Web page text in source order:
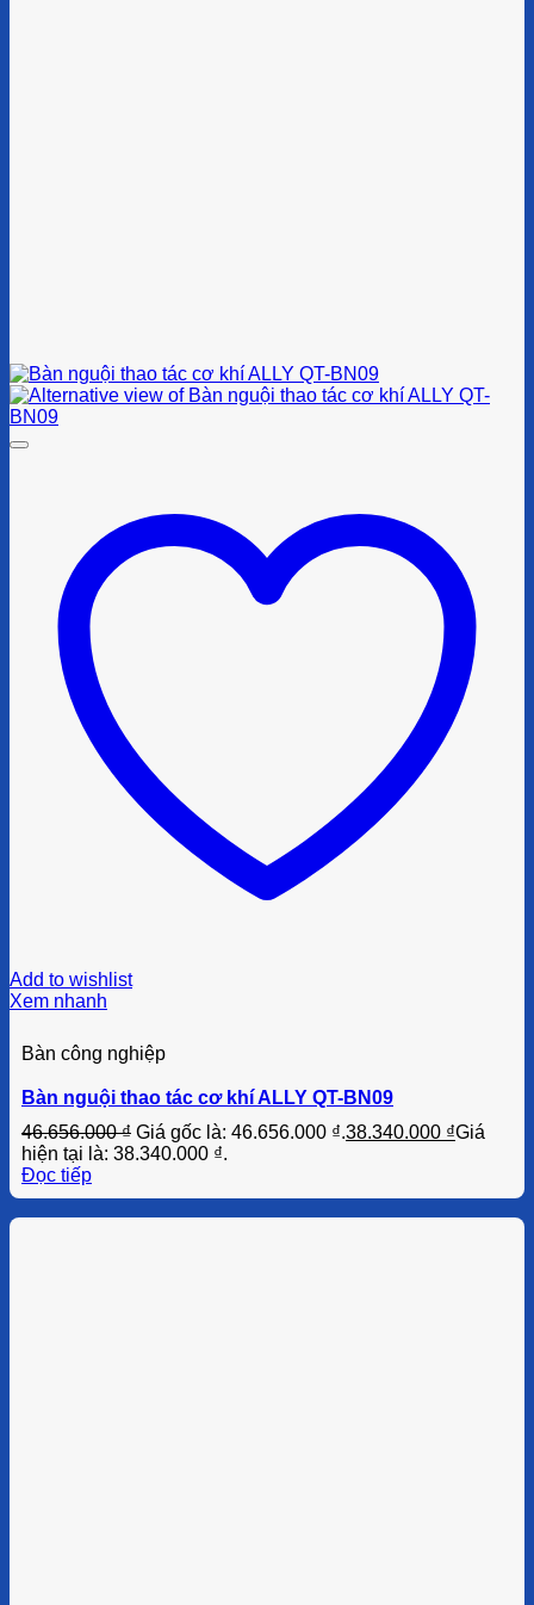
Add to wishlist
Xem nhanh
Bàn công nghiệp
Bàn nguội thao tác cơ khí ALLY QT-BN09
46.656.000₫ Giá gốc là: 46.656.000 ₫.38.340.000 ₫Giá
hiện tại là: 38.340.000 ₫.
Đọc tiếp